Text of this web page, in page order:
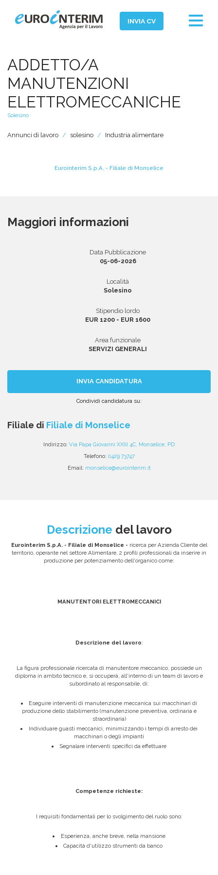
INVIA CV
Toggle
Chi Siamo
Aziende
Persone
Servizi
News ed Eventi
INVIA CV
ADDETTO/A
MANUTENZIONI
ELETTROMECCANICHE
Solesino
Annunci di lavoro solesino Industria alimentare
Eurointerim S.p.A. - Filiale di Monselice
Maggiori informazioni
Data Pubblicazione
05-06-2026
Località
Solesino
Stipendio lordo
EUR 1200 - EUR 1600
Area funzionale
SERVIZI GENERALI
INVIA CANDIDATURA
Condividi candidatura su:
email
Facebook
Twitter
Linkedin
WhatsApp
Filiale di Filiale di Monselice
Indirizzo: Via Papa Giovanni XXIII 4C, Monselice, PD
Telefono: 0429 73747
Email: monselice@eurointerim.it
Descrizione del lavoro
Eurointerim S.p.A. - Filiale di Monselice - ricerca per Azienda Cliente del
territorio, operante nel settore Alimentare, 2 profili professionali da inserire in
produzione per potenziamento dell'organico come:
MANUTENTORI ELETTROMECCANICI
Descrizione del lavoro:
La figura professionale ricercata di manutentore meccanico, possiede un
diploma in ambito tecnico e, si occuperà, all'interno di un team di lavoro e
subordinato al responsabile, di:
Eseguire interventi di manutenzione meccanica sui macchinari di
produzione dello stabilimento (manutenzione preventiva, ordinaria e
straordinaria)
Individuare guasti meccanici, minimizzando i tempi di arresto dei
macchinari o degli impianti
Segnalare interventi specifici da effettuare
Competenze richieste:
I requisiti fondamentali per lo svolgimento del ruolo sono:
Esperienza, anche breve, nella mansione
Capacità d'utilizzo strumenti da banco